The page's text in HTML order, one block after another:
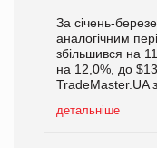
За січень-
аналогічним
збільшився на
на 12,0%, до
TradeMaster.UA
детальніше